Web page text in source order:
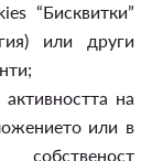
“Бисквитки”
или други
на
или в